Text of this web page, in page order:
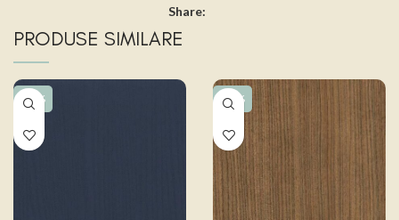
Share:
PRODUSE SIMILARE
-15% -15%